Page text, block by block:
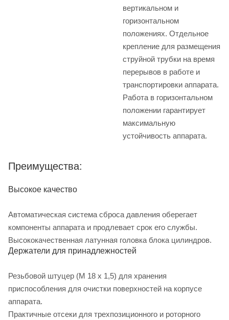
вертикальном и
горизонтальном
положениях. Отдельное
крепление для размещения
струйной трубки на время
перерывов в работе и
транспортировки аппарата.
Работа в горизонтальном
положении гарантирует
максимальную
устойчивость аппарата.
Преимущества:
Высокое качество
Автоматическая система сброса давления оберегает
компоненты аппарата и продлевает срок его службы.
Высококачественная латунная головка блока цилиндров.
Держатели для принадлежностей
Резьбовой штуцер (M 18 x 1,5) для хранения
приспособления для очистки поверхностей на корпусе
аппарата.
Практичные отсеки для трехпозиционного и роторного